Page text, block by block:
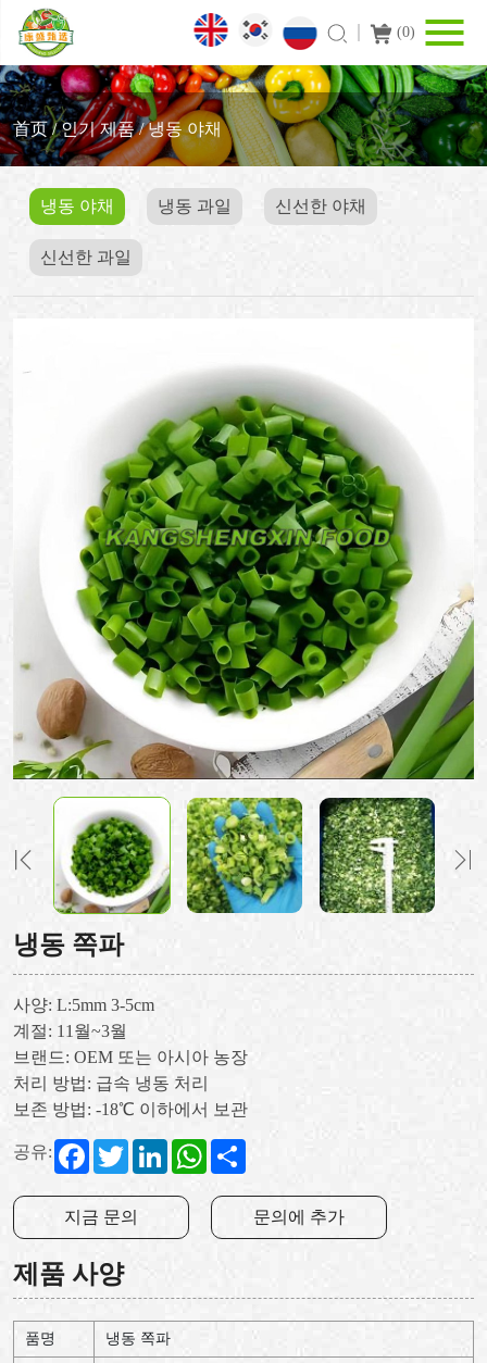
(0)
首页/인기 제품/냉동 야채
냉동 야채 냉동 과일 신선한 야채
신선한 과일
냉동 쪽파
사양: L:5mm 3-5cm
계절: 11월~3월
브랜드: OEM 또는 아시아 농장
처리 방법: 급속 냉동 처리
보존 방법: -18℃ 이하에서 보관
공유: FacebookTwitterLinkedInWhatsApp
지금 문의 문의에 추가
제품 사양
품명 냉동 쪽파